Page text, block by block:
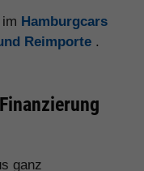
Hamburgcars
Reimporte .
ganz